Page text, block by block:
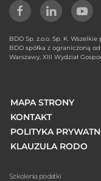
BDO Sp. z.o.o. Sp. K.
BDO spółka z ograniczoną
Warszawy, XIII Wydział
MAPA STRONY
KONTAKT
POLITYKA
KLAUZULA RODO
Szkolenia podatki